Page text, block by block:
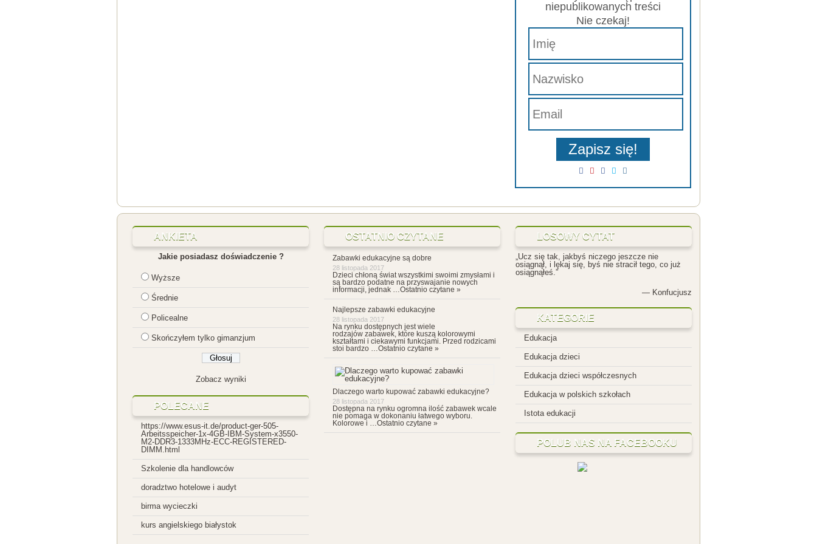
Już dzisiaj zapisz się do
naszego newslettera aby
otrzymać dostęp do
niepublikowanych treści
Jakie posiadasz doświadczenie ?
Wyższe
Średnie
Policealne
Zobacz wyniki
POLECANE
Arbeitsspeicher-1x-4GB-IBM-System-x3550-
M2-DDR3-1333MHz-ECC-REGISTERED-
DIMM.html
Szkolenie dla handlowców
doradztwo hotelowei audyt
birma wycieczki
OSTATNIO CZYTANE
Zabawki edukacyjne są dobre
28 listopada 2017
Dzieci chłoną świat wszystkimi swoimi zmysłami i
są bardzo podatne na przyswajanie nowych
informacji, jednak …
Najlepsze zabawki edukacyjne
28 listopada 2017
Na rynku dostępnych jest wiele
kształtami i ciekawymi funkcjami. Przed rodzicami
stoi bardzo …Ostatnio czytane »
Dlaczego warto kupować zabawki edukacyjne?
28 listopada 2017
LOSOWY CYTAT
„Ucz się tak, jakbyś niczego jeszcze nie
osiągnął, i lękaj się, byś nie stracił tego, co już
KATEGORIE
Edukacja
Edukacja dzieci
Edukacja dzieci współczesnych
Edukacja w polskich szkołach
Istota edukacji
POLUB NAS NA FACEBOOKU